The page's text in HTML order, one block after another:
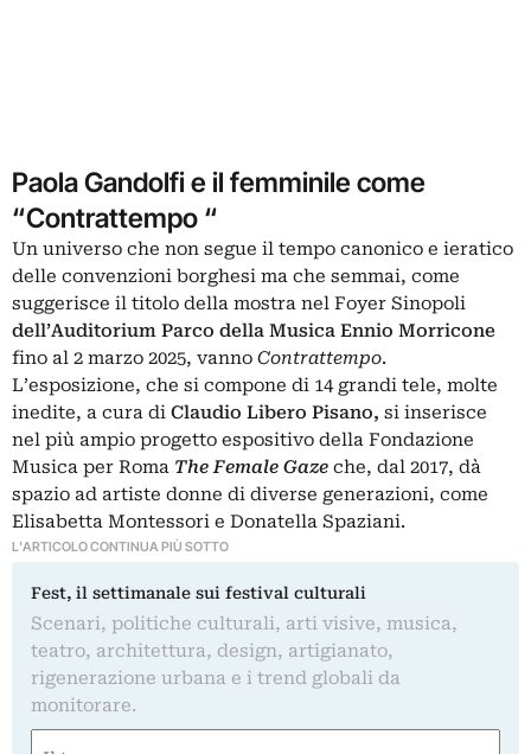
Paola Gandolfi e il femminile come
“Contrattempo “
Un universo che non segue il tempo canonico e ieratico
delle convenzioni borghesi ma che semmai, come
suggerisce il titolo della mostra nel Foyer Sinopoli
dell’Auditorium Parco della Musica Ennio Morricone
fino al 2 marzo 2025, vanno Contrattempo.
L’esposizione, che si compone di 14 grandi tele, molte
inedite, a cura di Claudio Libero Pisano, si inserisce
nel più ampio progetto espositivo della Fondazione
Musica per Roma The Female Gaze che, dal 2017, dà
spazio ad artiste donne di diverse generazioni, come
Elisabetta Montessori e Donatella Spaziani.
L'ARTICOLO CONTINUA PIÙ SOTTO
Fest, il settimanale sui festival culturali
Scenari, politiche culturali, arti visive, musica,
teatro, architettura, design, artigianato,
rigenerazione urbana e i trend globali da
monitorare.